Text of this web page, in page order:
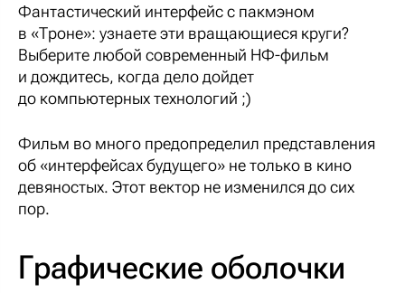
Фантастический интерфейс с пакмэном
в «Троне»: узнаете эти вращающиеся круги?
Выберите любой современный НФ-фильм
и дождитесь, когда дело дойдет
до компьютерных технологий ;)
Фильм во много предопределил представления
об «интерфейсах будущего» не только в кино
девяностых. Этот вектор не изменился до сих
пор.
Графические оболочки